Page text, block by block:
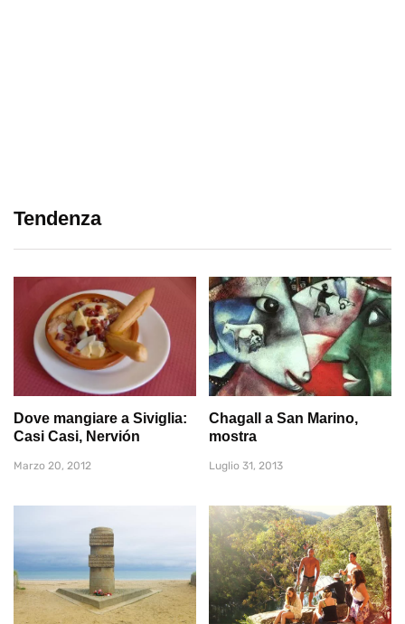
Tendenza
Dove mangiare a Siviglia:
Casi Casi, Nervión
Marzo 20, 2012
Chagall a San Marino,
mostra
Luglio 31, 2013